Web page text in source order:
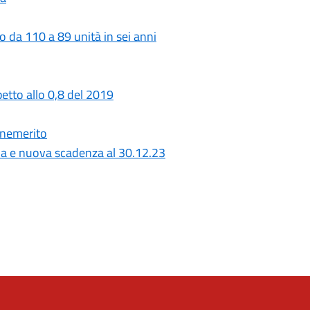
da 110 a 89 unità in sei anni
allo 0,8 del 2019
e nuova scadenza al 30.12.23